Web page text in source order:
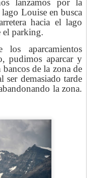
lanzamos por la
lago Louise en busca
hacia el lago
el parking.
aparcamientos
pudimos aparcar y
de la zona de
demasiado tarde
la zona.